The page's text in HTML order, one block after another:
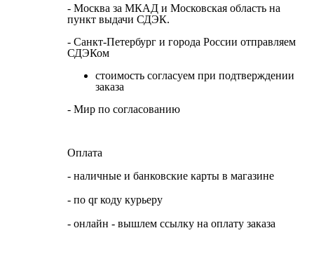
- Москва за МКАД и Московская область на
пункт выдачи СДЭК.
- Санкт-Петербург и города России отправляем
СДЭКом
стоимость согласуем при подтверждении
заказа
- Мир по согласованию
Оплата
- наличные и банковские карты в магазине
- по qr коду курьеру
- онлайн - вышлем ссылку на оплату заказа